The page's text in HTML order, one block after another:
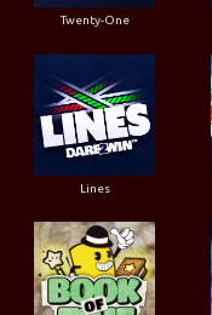
Twenty-One
Lines